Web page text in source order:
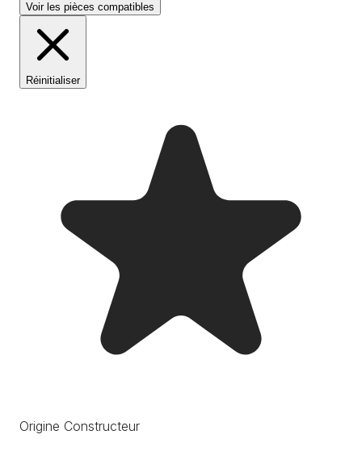
Voir les pièces compatibles
Réinitialiser
Origine Constructeur